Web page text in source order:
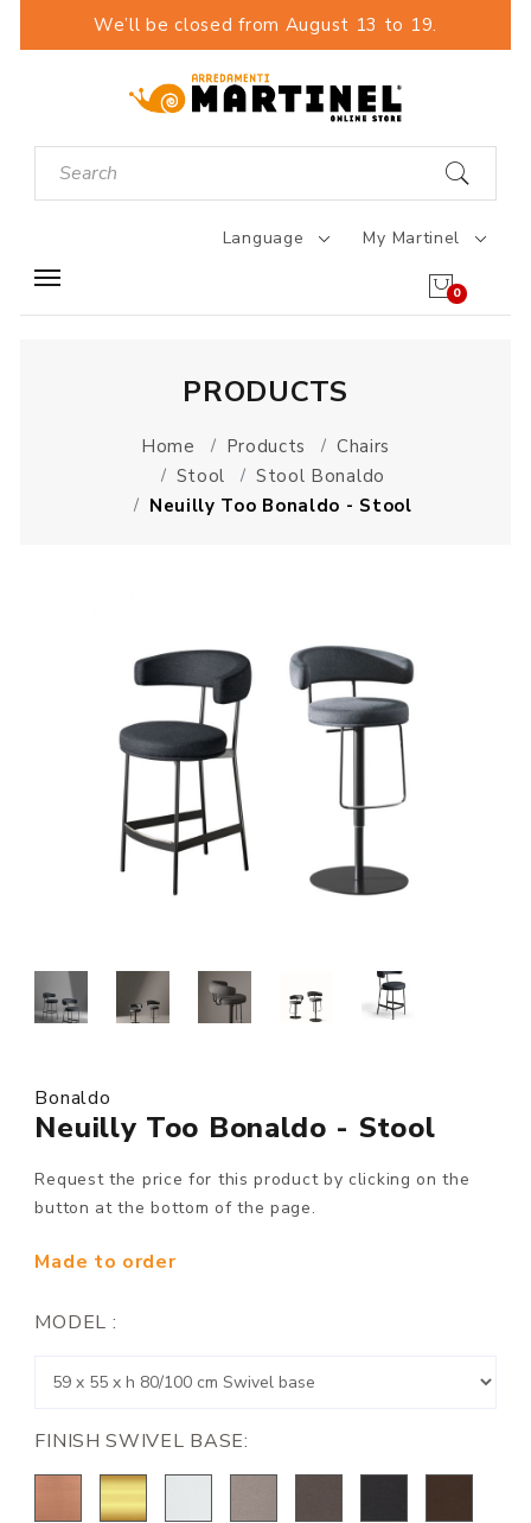
We’ll be closed from August 13 to 19.
Language My Martinel
0
PRODUCTS
Home Products
Chairs
Stool
Stool Bonaldo
Neuilly Too Bonaldo - Stool
Bonaldo
Neuilly Too Bonaldo - Stool
Request the price for this product by clicking on the
button at the bottom of the page.
Made to order
MODEL :
FINISH SWIVEL BASE: